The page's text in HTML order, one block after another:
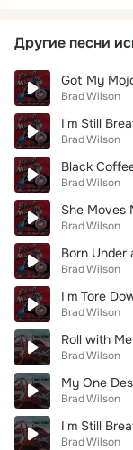
Другие песни
Got My
Brad Wilson
I'm Still
Brad Wilson
Black
Brad Wilson
She Moves
Brad Wilson
Born Under
Brad Wilson
I'm Tore
Brad Wilson
Roll with Me
Brad Wilson
My One
Brad Wilson
I'm Still
Brad Wilson